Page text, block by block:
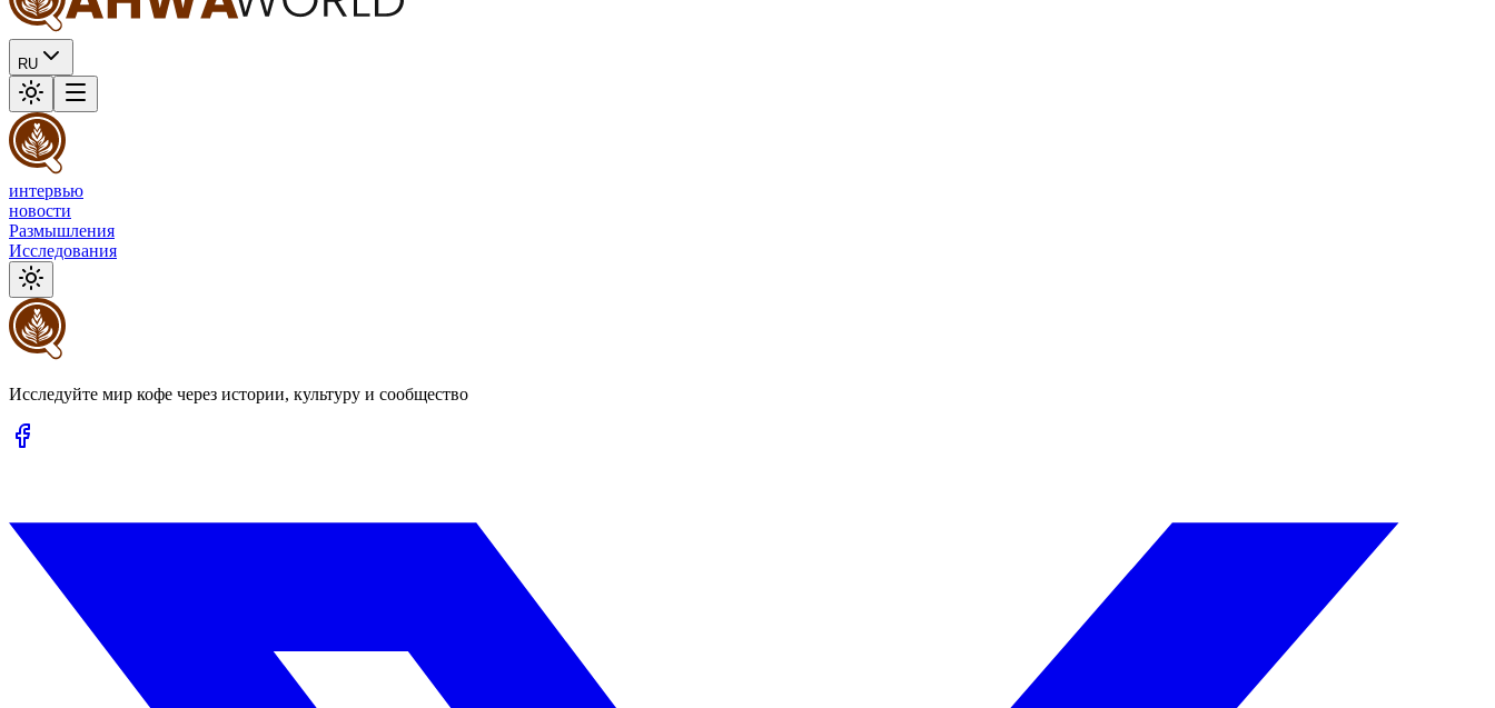
RU
интервью
новости
Размышления
Исследования
Исследуйте мир кофе через истории, культуру и сообщество